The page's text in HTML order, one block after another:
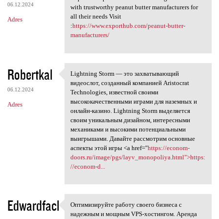
06.12.2024
Adres
with trustworthy peanut butter manufacturers for
all their needs Visit
:https://www.exporthub.com/peanut-butter-
manufacturers/
Robertkal
06.12.2024
Adres
Lightning Storm — это
Lightning Storm — это захватывающий
видеослот, созданный компанией Aristocrat
Technologies, известной своими
высококачественными играми для наземных и
онлайн-казино. Lightning Storm выделяется
своим уникальным дизайном, интересными
механиками и высокими потенциальными
выигрышами. Давайте рассмотрим основные
аспекты этой игры <a href="https://econom-
doors.ru/image/pgs/layv_monopoliya.html">https:
//econom-d...
Edwardfacl Оптимизируйте работу своего
Оптимизируйте работу своего бизнеса с
надежным и мощным VPS-хостингом. Аренда